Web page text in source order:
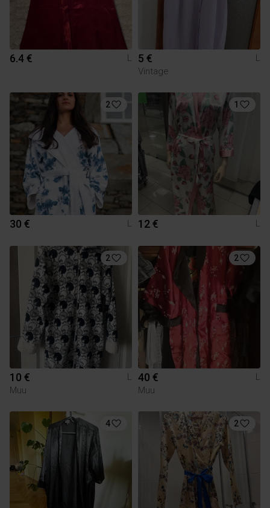
6.4 € L 5 €
L
Vintage
2
30 € L
1
12 € L
2
10 €
L
Muu
2
40 €
L
Muu
4 2